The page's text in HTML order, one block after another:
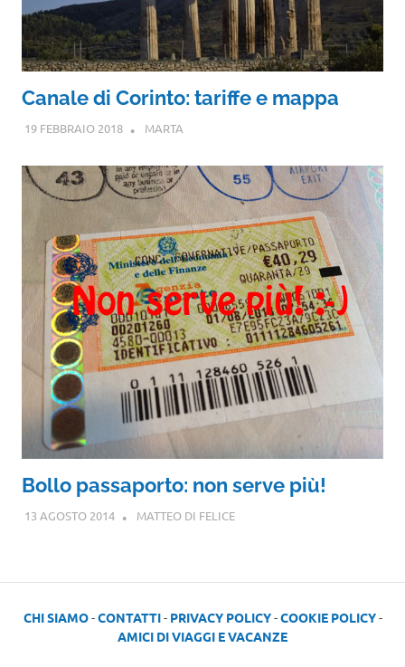
Canale di Corinto: tariffe e mappa
19 FEBBRAIO 2018 MARTA
Bollo passaporto: non serve più!
13 AGOSTO 2014 MATTEO DI FELICE
CHI SIAMO-CONTATTI- PRIVACY POLICY-COOKIE POLICY-
AMICI DI VIAGGI E VACANZE